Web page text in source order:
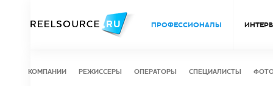
ПРОФЕССИОНАЛЫ
КОМПАНИИ РЕЖИССЕРЫ ОПЕРАТОРЫ СПЕЦИАЛИСТЫ